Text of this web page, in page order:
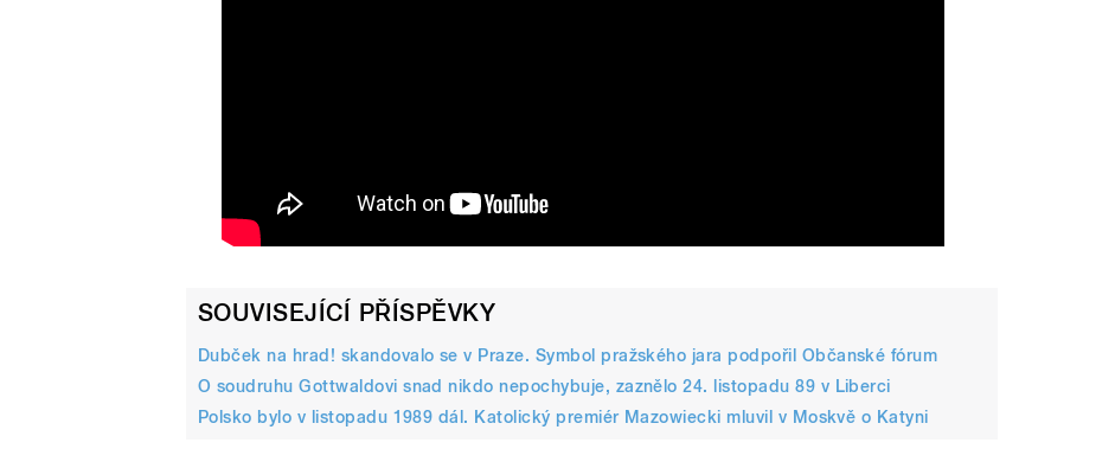
SOUVISEJÍCÍ PŘÍSPĚVKY
Dubček na hrad! skandovalo se v Praze. Symbol pražského jara podpořil Občanské fórum
O soudruhu Gottwaldovi snad nikdo nepochybuje, zaznělo 24. listopadu 89 v Liberci
Polsko bylo v listopadu 1989 dál. Katolický premiér Mazowiecki mluvil v Moskvě o Katyni